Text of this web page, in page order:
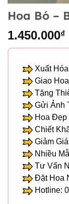
Hoa Bó –
1.450.000₫
Xuất
Giao
Tặng
Gửi Ảnh
Hoa Đẹp
Chiết
Giảm
Nhiều
Tư Vấn
Đặt Hoa
Hotline: